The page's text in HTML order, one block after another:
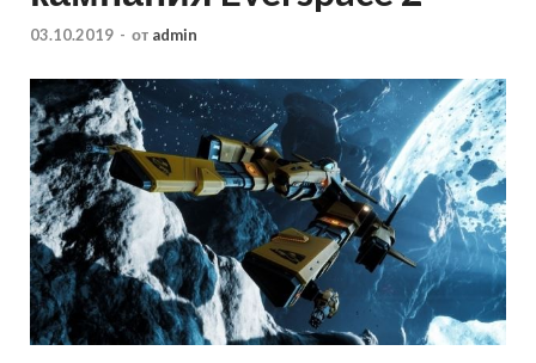
03.10.2019 - от admin